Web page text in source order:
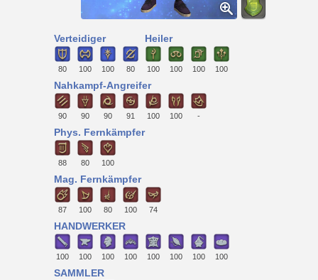
Verteidiger
80 100 100 80
Heiler
100 100 100 100
Nahkampf-Angreifer
90 90 90 91 100 100 -
Phys. Fernkämpfer
88 80 100
Mag. Fernkämpfer
87 100 80 100 74
HANDWERKER
100 100 100 100 100 100 100 100
SAMMLER